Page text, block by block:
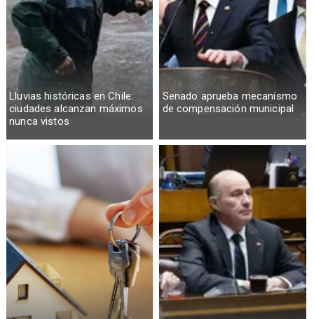
Lluvias históricas en Chile:
ciudades alcanzan máximos
nunca vistos
Senado aprueba mecanismo
de compensación municipal